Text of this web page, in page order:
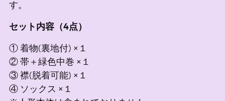
す。
セット内容（4点）
① 着物(裏地付) ×１
② 帯＋緑色中巻 ×１
③ 襟(脱着可能) ×１
④ ソックス ×１